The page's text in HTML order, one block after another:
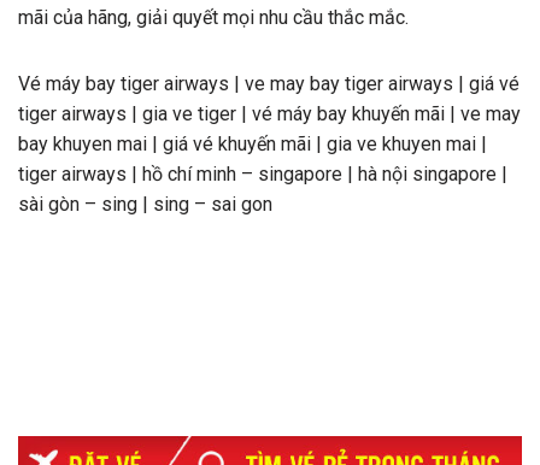
mãi của hãng, giải quyết mọi nhu cầu thắc mắc.
Vé máy bay tiger airways | ve may bay tiger airways | giá vé
tiger airways | gia ve tiger | vé máy bay khuyến mãi | ve may
bay khuyen mai | giá vé khuyến mãi | gia ve khuyen mai |
tiger airways | hồ chí minh – singapore | hà nội singapore |
sài gòn – sing | sing – sai gon